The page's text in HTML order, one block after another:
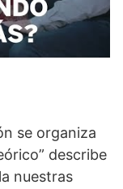
se organiza
describe
nuestras